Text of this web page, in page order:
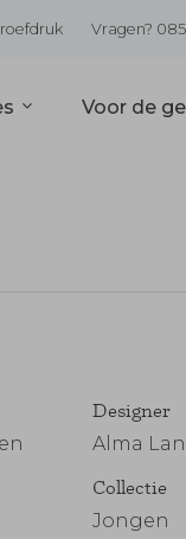
Vragen? 085
Voor de
Designer
Alma
Collectie
Jongen